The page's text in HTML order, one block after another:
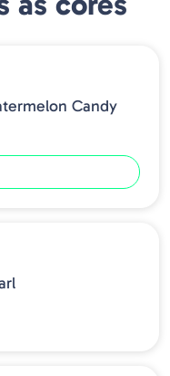
Candy